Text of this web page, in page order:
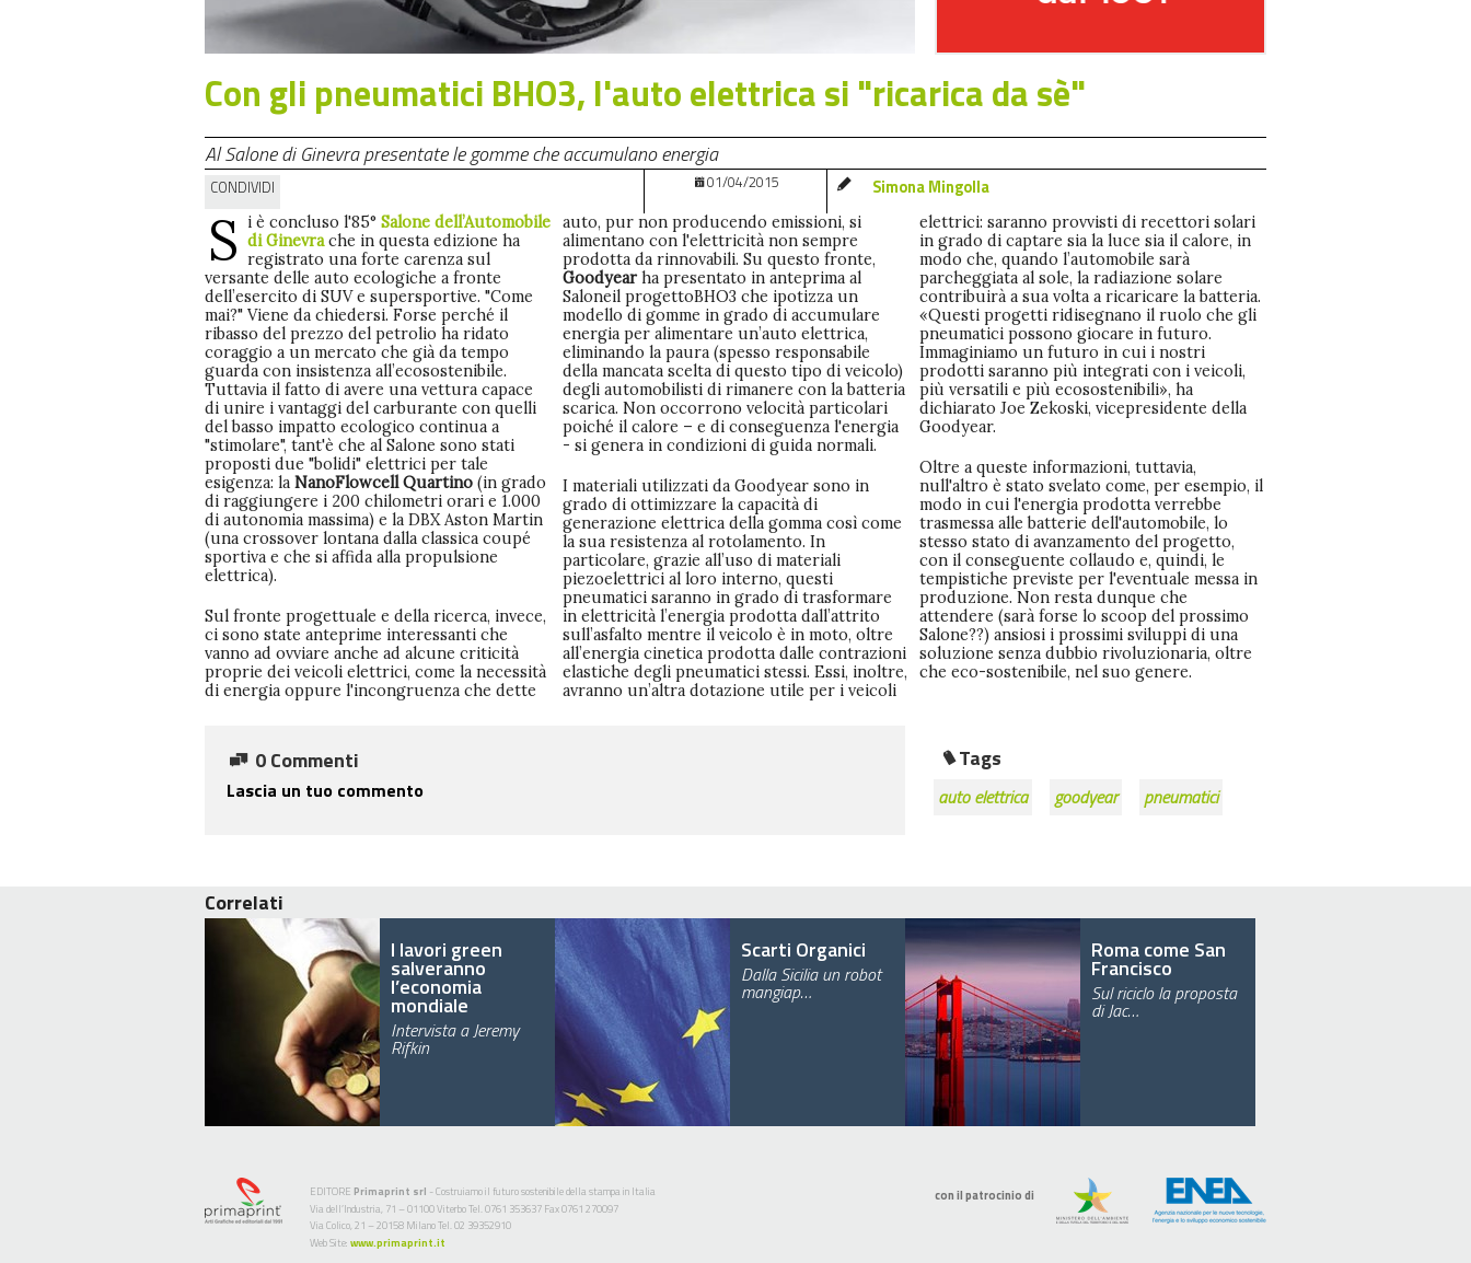
Con gli pneumatici BHO3, l'auto elettrica si "ricarica da sè"
Al Salone di Ginevra presentate le gomme che accumulano energia
CONDIVIDI 01/04/2015 Simona Mingolla
S i è concluso l'85° Salone dell’Automobile
di Ginevrache in questa edizione ha
registrato una forte carenza sul
versante delle auto ecologiche a fronte
dell’esercito di SUV e supersportive. "Come
mai?" Viene da chiedersi. Forse perché il
ribasso del prezzo del petrolio ha ridato
coraggio a un mercato che già da tempo
guarda con insistenza all’ecosostenibile.
Tuttavia il fatto di avere una vettura capace
di unire i vantaggi del carburante con quelli
del basso impatto ecologico continua a
"stimolare", tant'è che al Salone sono stati
proposti due "bolidi" elettrici per tale
esigenza: la NanoFlowcell Quartino (in grado
di raggiungere i 200 chilometri orari e 1.000
di autonomia massima) e la DBX Aston Martin
(una crossover lontana dalla classica coupé
sportiva e che si affida alla propulsione
elettrica).
Sul fronte progettuale e della ricerca, invece,
ci sono state anteprime interessanti che
vanno ad ovviare anche ad alcune criticità
proprie dei veicoli elettrici, come la necessità
di energia oppure l'incongruenza che dette
auto, pur non producendo emissioni, si
alimentano con l'elettricità non sempre
prodotta da rinnovabili. Su questo fronte,
Goodyearha presentato in anteprima al
Saloneil progettoBHO3 che ipotizza un
modello di gomme in grado di accumulare
energia per alimentare un’auto elettrica,
eliminando la paura (spesso responsabile
della mancata scelta di questo tipo di veicolo)
degli automobilisti di rimanere con la batteria
scarica. Non occorrono velocità particolari
poiché il calore – e di conseguenza l'energia
- si genera in condizioni di guida normali.
I materiali utilizzati da Goodyear sono in
grado di ottimizzare la capacità di
generazione elettrica della gomma così come
la sua resistenza al rotolamento. In
particolare, grazie all’uso di materiali
piezoelettrici al loro interno, questi
pneumatici saranno in grado di trasformare
in elettricità l’energia prodotta dall’attrito
sull’asfalto mentre il veicolo è in moto, oltre
all’energia cinetica prodotta dalle contrazioni
elastiche degli pneumatici stessi. Essi, inoltre,
avranno un’altra dotazione utile per i veicoli
elettrici: saranno provvisti di recettori solari
in grado di captare sia la luce sia il calore, in
modo che, quando l’automobile sarà
parcheggiata al sole, la radiazione solare
contribuirà a sua volta a ricaricare la batteria.
«Questi progetti ridisegnano il ruolo che gli
pneumatici possono giocare in futuro.
Immaginiamo un futuro in cui i nostri
prodotti saranno più integrati con i veicoli,
più versatili e più ecosostenibili», ha
dichiarato Joe Zekoski, vicepresidente della
Goodyear.
Oltre a queste informazioni, tuttavia,
null'altro è stato svelato come, per esempio, il
modo in cui l'energia prodotta verrebbe
trasmessa alle batterie dell'automobile, lo
stesso stato di avanzamento del progetto,
con il conseguente collaudo e, quindi, le
tempistiche previste per l'eventuale messa in
produzione. Non resta dunque che
attendere (sarà forse lo scoop del prossimo
Salone??) ansiosi i prossimi sviluppi di una
soluzione senza dubbio rivoluzionaria, oltre
che eco-sostenibile, nel suo genere.
0 Commenti
Lascia un tuo commento
Tags
auto elettrica goodyear pneumatici
Correlati
I lavori green
salveranno
l’economia
mondiale
Intervista a Jeremy
Rifkin
Scarti Organici
Dalla Sicilia un robot
mangiap…
Roma come San
Francisco
Sul riciclo la proposta
di Jac…
EDITORE Primaprint srl - Costruiamo il futuro sostenibile della stampa in Italia
Via dell’Industria, 71 – 01100 Viterbo Tel. 0761 353637 Fax 0761 270097
Via Colico, 21 – 20158 Milano Tel. 02 39352910
Web Site: www.primaprint.it
con il patrocinio di